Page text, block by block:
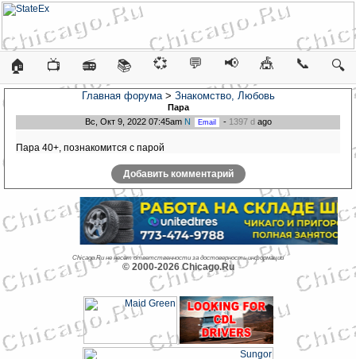
🏠 📺 📻 📚 💞 💬 📢 🎪 📞 🔍
Главная форума> Знакомство, Любовь
Пара
Вс, Окт 9, 2022 07:45am N - 1397 dago
Пара 40+, познакомится с парой
Добавить комментарий
Chicago.Ru не несет ответственности за достоверность информации
© 2000-2026 Chicago.Ru